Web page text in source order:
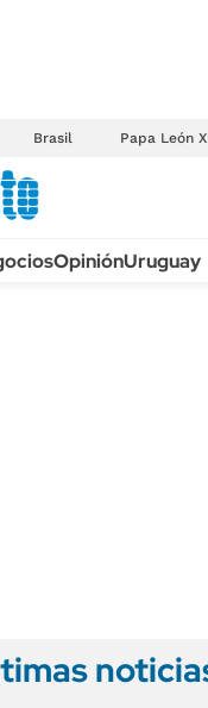
Brasil Papa León
OpiniónUruguay